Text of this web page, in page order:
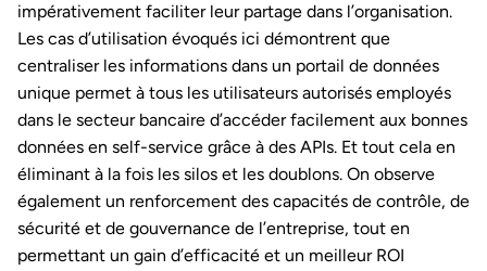
impérativement faciliter leur partage dans l’organisation.
Les cas d’utilisation évoqués ici démontrent que
centraliser les informations dans un portail de données
unique permet à tous les utilisateurs autorisés employés
dans le secteur bancaire d’accéder facilement aux bonnes
données en self-service grâce à des APIs. Et tout cela en
éliminant à la fois les silos et les doublons. On observe
également un renforcement des capacités de contrôle, de
sécurité et de gouvernance de l’entreprise, tout en
permettant un gain d’efficacité et un meilleur ROI